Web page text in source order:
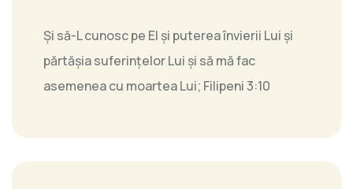
Şi să-L cunosc pe El şi puterea învierii Lui şi
părtăşia suferinţelor Lui şi să mă fac
asemenea cu moartea Lui; Filipeni 3:10